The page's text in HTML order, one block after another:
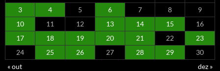
3
4 5 6 7 8
9
10
11 12 13 14 15
16
17
18 19 20 21 22
23
24
25 26 27 28 29
30
« out
dez »